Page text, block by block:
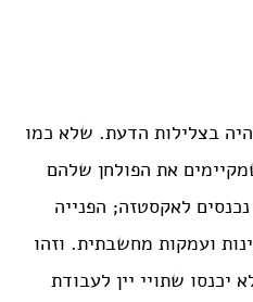
בצלילות הדעת. שלא כמו
את הפולחן שלהם
לאקסטזה; הפנייה
ועמקות מחשבתית. וזהו
יכנסו שתויי יין לעבודת